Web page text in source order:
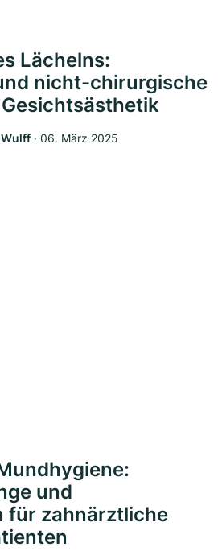
Lächelns:
nicht-chirurgische
‧ 06. März 2025
und
für zahnärztliche